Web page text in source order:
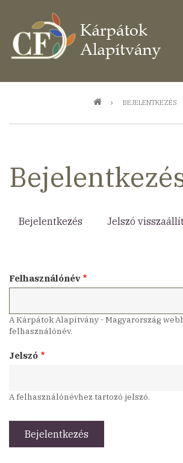
tartalomra
BEJELENTKEZÉS
Bejelentkezés (aktívJelszó
Felhasználónév
A Kárpátok Alapítvány - Magyarország
felhasználónév.
Jelszó
A felhasználónévhez tartozó jelszó.